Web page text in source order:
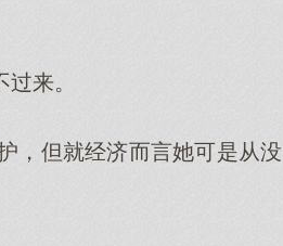
来。
但就经济而言她可是从没